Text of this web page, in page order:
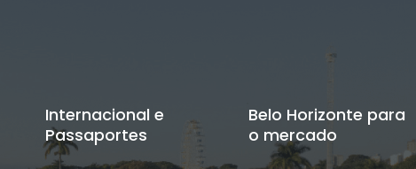
Internacional e
Passaportes
Belo Horizonte para
o mercado